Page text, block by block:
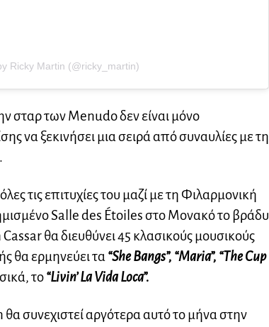
Ricky Martin (@ricky_martin)
σταρ των Menudo δεν είναι μόνο
να ξεκινήσει μια σειρά από συναυλίες με τη
τις επιτυχίες του μαζί με τη Φιλαρμονική
Salle des Étoiles στο Μονακό το βράδυ
θα διευθύνει 45 κλασικούς μουσικούς
θα ερμηνεύει τα“She Bangs”, “Maria”, “The Cup
το“Livin’ La Vida Loca”.
συνεχιστεί αργότερα αυτό το μήνα στην